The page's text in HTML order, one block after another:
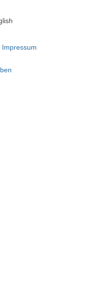
Impressum